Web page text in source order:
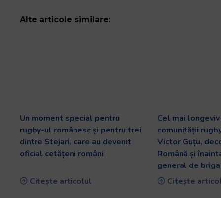
Alte articole similare:
Un moment special pentru
rugby-ul românesc și pentru trei
dintre Stejari, care au devenit
oficial cetățeni români
Citește articolul
Cel mai
comunității
Victor Guțu,
Română și
general de
Citește